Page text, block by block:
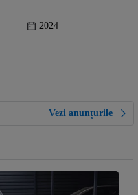
2024
Vezi anunțurile